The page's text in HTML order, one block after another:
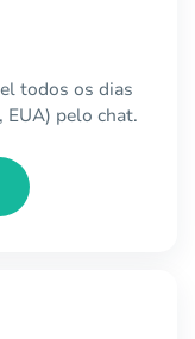
todos os dias
pelo chat.